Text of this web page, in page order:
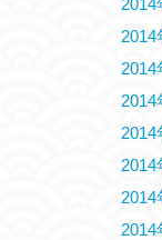
2014
2014
2014
2014
2014
2014
2014
2014